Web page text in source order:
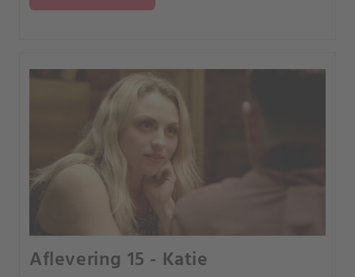
Aflevering 15 - Katie